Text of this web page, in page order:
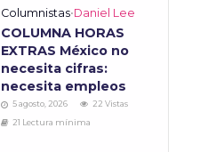
Columnistas•Daniel Lee
COLUMNA HORAS
EXTRAS México no
necesita cifras:
necesita empleos
5 agosto, 2026
22 Vistas
21 Lectura mínima